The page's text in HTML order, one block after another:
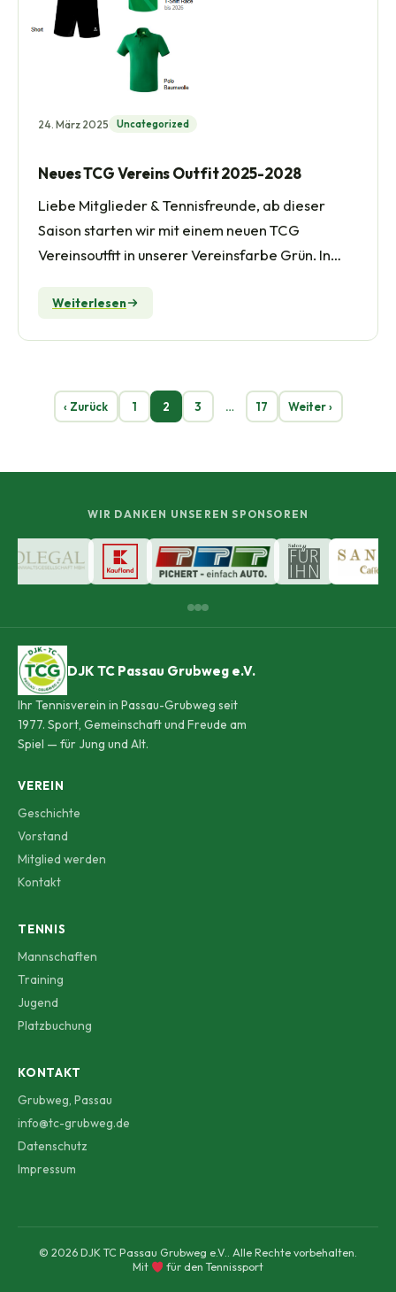
24. März 2025 Uncategorized
Neues TCG Vereins Outfit 2025-2028
Liebe Mitglieder & Tennisfreunde, ab dieser
Saison starten wir mit einem neuen TCG
Vereinsoutfit in unserer Vereinsfarbe Grün. In
Weiterlesen
Seitennummerierung der Beiträge
‹ Zurück 1 2 3 … 17 Weiter ›
WIR DANKEN UNSEREN SPONSOREN
DJK TC Passau Grubweg e.V.
Ihr Tennisverein in Passau-Grubweg seit
1977. Sport, Gemeinschaft und Freude am
Spiel — für Jung und Alt.
VEREIN
Geschichte
Vorstand
Mitglied werden
Kontakt
TENNIS
Mannschaften
Training
Jugend
Platzbuchung
KONTAKT
Grubweg, Passau
info@tc-grubweg.de
Datenschutz
Impressum
© 2026 DJK TC Passau Grubweg e.V.. Alle Rechte vorbehalten.
Mit
für den Tennissport